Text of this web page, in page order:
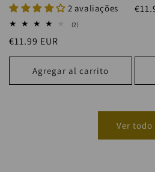
2 avaliações
(2)
Precio
habitual
€11.99 EUR
Agregar al carrito
Ver todo